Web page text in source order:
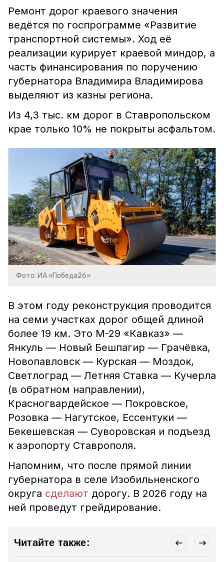
Ремонт дорог краевого значения
ведётся по госпрограмме «Развитие
транспортной системы». Ход её
реализации курирует краевой миндор, а
часть финансирования по поручению
губернатора Владимира Владимирова
выделяют из казны региона.
Из 4,3 тыс. км дорог в Ставропольском
крае только 10% не покрыты асфальтом.
Фото: ИА «Победа26»
В этом году реконструкция проводится
на семи участках дорог общей длиной
более 19 км. Это М-29 «Кавказ» —
Янкуль — Новый Бешпагир — Грачёвка,
Новопавловск — Курская — Моздок,
Светлоград — Летняя Ставка — Кучерла
(в обратном направлении),
Красногвардейское — Покровское,
Розовка — Нагутское, Ессентуки —
Бекешевская — Суворовская и подъезд
к аэропорту Ставрополя.
Напомним, что после прямой линии
губернатора в селе Изобильненского
округа сделают дорогу. В 2026 году на
ней проведут грейдирование.
Читайте также: